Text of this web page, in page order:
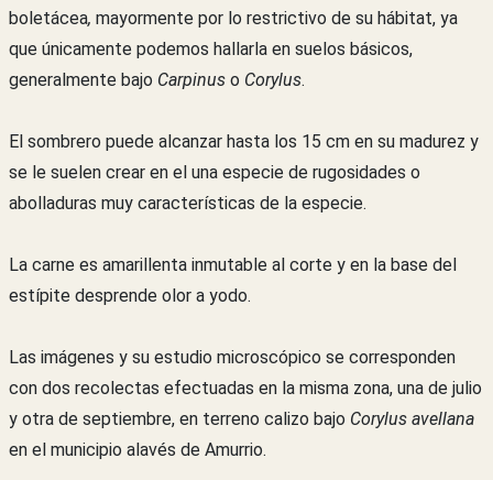
boletácea, mayormente por lo restrictivo de su hábitat, ya
que únicamente podemos hallarla en suelos básicos,
generalmente bajo Carpinus o Corylus.
El sombrero puede alcanzar hasta los 15 cm en su madurez y
se le suelen crear en el una especie de rugosidades o
abolladuras muy características de la especie.
La carne es amarillenta inmutable al corte y en la base del
estípite desprende olor a yodo.
Las imágenes y su estudio microscópico se corresponden
con dos recolectas efectuadas en la misma zona, una de julio
y otra de septiembre, en terreno calizo bajo Corylus avellana
en el municipio alavés de Amurrio.